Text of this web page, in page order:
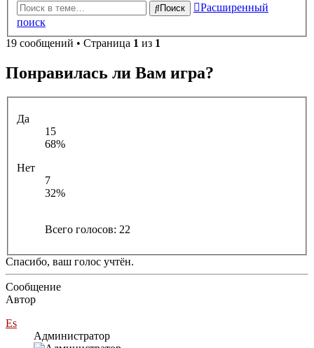
Поиск
Расширенный
поиск
19 сообщений • Страница 1 из 1
Понравилась ли Вам игра?
Да
15
68%
Нет
7
32%
Всего голосов: 22
Спасибо, ваш голос учтён.
Сообщение
Автор
Es
Администратор